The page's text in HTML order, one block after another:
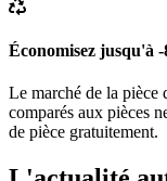
Économisez jusqu'à
Le marché de la pièce
comparés aux pièces
de pièce gratuitement.